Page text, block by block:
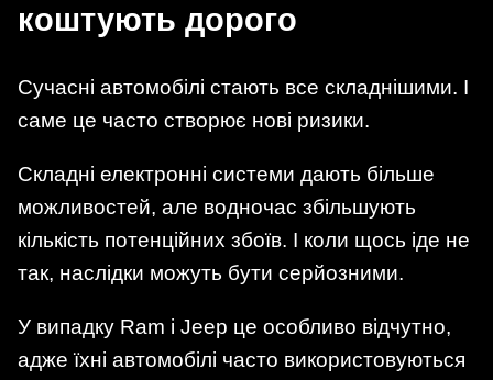
коштують дорого
Сучасні автомобілі стають все складнішими. І
саме це часто створює нові ризики.
Складні електронні системи дають більше
можливостей, але водночас збільшують
кількість потенційних збоїв. І коли щось іде не
так, наслідки можуть бути серйозними.
У випадку Ram і Jeep це особливо відчутно,
адже їхні автомобілі часто використовуються